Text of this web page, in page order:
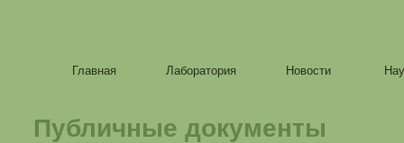
Главная Лаборатория Новости
Публичные документы